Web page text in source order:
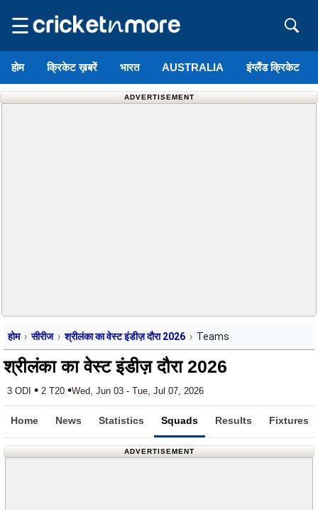
☰
होम क्रिकेट ख़बरें भारत AUSTRALIA इंग्लैंड क्रिकेट
ADVERTISEMENT
होम सीरीज श्रीलंका का वेस्ट इंडीज़ दौरा 2026 Teams
श्रीलंका का वेस्ट इंडीज़ दौरा 2026
3 ODI • 2 T20 •Wed, Jun 03 - Tue, Jul 07, 2026
Home News Statistics Squads Results Fixtures
ADVERTISEMENT